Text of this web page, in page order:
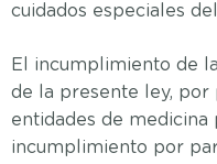
cuidados especiales
El incumplimiento de
de la presente ley, por
entidades de medicina
incumplimiento por